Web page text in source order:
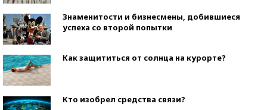
Знаменитости и бизнесмены, добившиеся
успеха со второй попытки
Как защититься от солнца на курорте?
Кто изобрел средства связи?